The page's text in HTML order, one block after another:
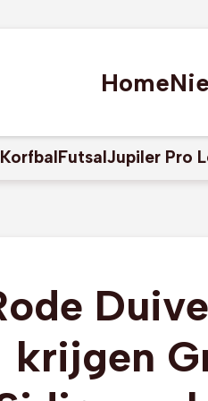
Home
FutsalJupiler Pro
krijgen